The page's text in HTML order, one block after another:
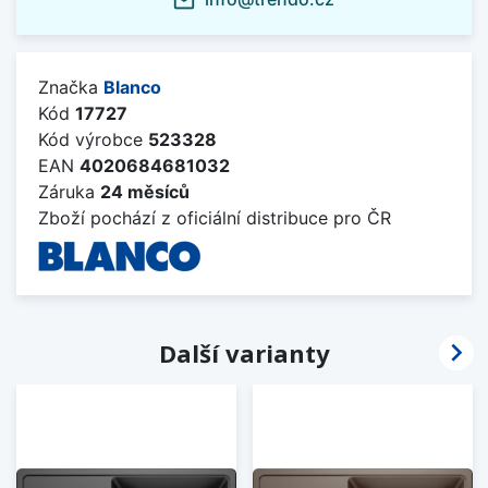
Značka Blanco
Kód 17727
Kód výrobce 523328
EAN 4020684681032
Záruka 24 měsíců
Zboží pochází z oficiální distribuce pro ČR
Další varianty 